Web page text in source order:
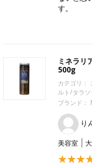
す。
ミネラリ
500g
カテゴリ：
ルト/タラ
ブランド：
り
美容室